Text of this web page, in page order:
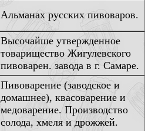
Альманах русских пивоваров.
Высочайше утвержденное
товарищество Жигулевского
пивоварен. завода в г. Самаре.
Пивоварение (заводское и
домашнее), квасоварение и
медоварение. Производство
солода, хмеля и дрожжей.